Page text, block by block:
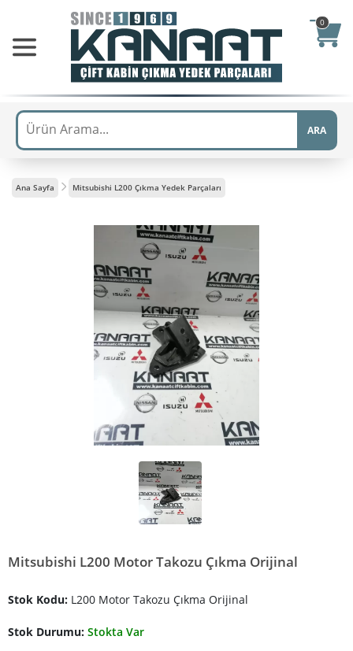
0
ARA
Ana Sayfa Mitsubishi L200 Çıkma Yedek Parçaları
Mitsubishi L200 Motor Takozu Çıkma Orijinal
Stok Kodu: L200 Motor Takozu Çıkma Orijinal
Stok Durumu: Stokta Var